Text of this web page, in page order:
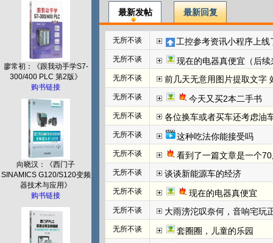
廖常初：《跟我动手学S7-
300/400 PLC 第2版》
购书链接
向晓汉：《西门子
SINAMICS G120/S120变频
器技术与应用》
购书链接
最新发帖 最新回复
无所不谈 工控参考资讯小程序上线
无所不谈 现在的电器真便宜（后续
无所不谈 前几天无意用图片提取文字
无所不谈 今天又买2本二手书
无所不谈 各位换车或者买车还考虑油
无所不谈 这种吃法你能接受吗
无所不谈 看到了一篇文章是一个
无所不谈 谈谈新能源车的经济
无所不谈 现在的电器真便宜
无所不谈 大雨滂沱叹奈何，音响宅玩
无所不谈 套圈圈，儿童的乐园